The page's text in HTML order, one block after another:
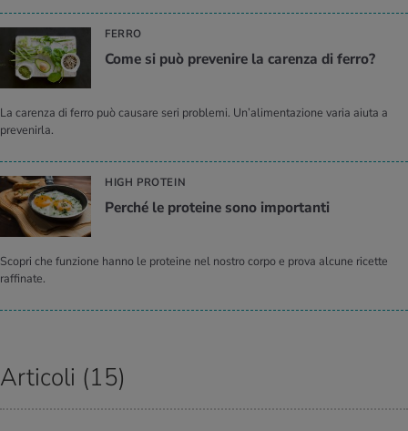
FERRO
Come si può pre­ve­ni­re la ca­ren­za di ferro?
La carenza di ferro può causare seri problemi. Un’alimentazione varia aiuta a
prevenirla.
HIGH PROTEIN
Per­ché le pro­tei­ne sono im­por­tan­ti
Scopri che funzione hanno le proteine nel nostro corpo e prova alcune ricette
raffinate.
Articoli (15)